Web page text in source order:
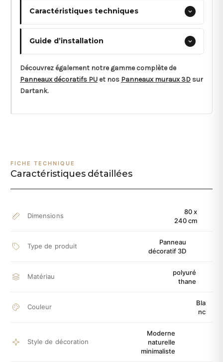
Caractéristiques techniques
Guide d’installation
Découvrez également notre gamme complète de
Panneaux décoratifs PU et nos Panneaux muraux 3D sur
Dartank.
FICHE TECHNIQUE
Caractéristiques détaillées
Dimensions
80 x
240 cm
Type de produit
Panneau
décoratif 3D
Matériau
polyuré
thane
Couleur
Bla
nc
Style de décoration
Moderne
naturelle
minimaliste